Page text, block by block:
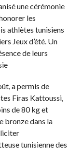
une cérémonie
les
athlètes tunisiens
Jeux d’été. Un
de leurs
a permis de
Firas Kattoussi,
de 80 kg et
bronze dans la
tunisienne des